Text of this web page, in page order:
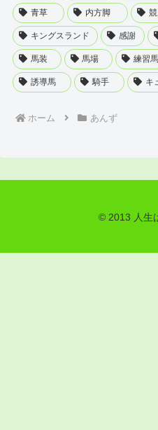
青草 内方脚
キングスランド 感謝
馬装 馬場 練習馬
誘導馬 騎手 キ
ホーム あんず
© 2013 人生